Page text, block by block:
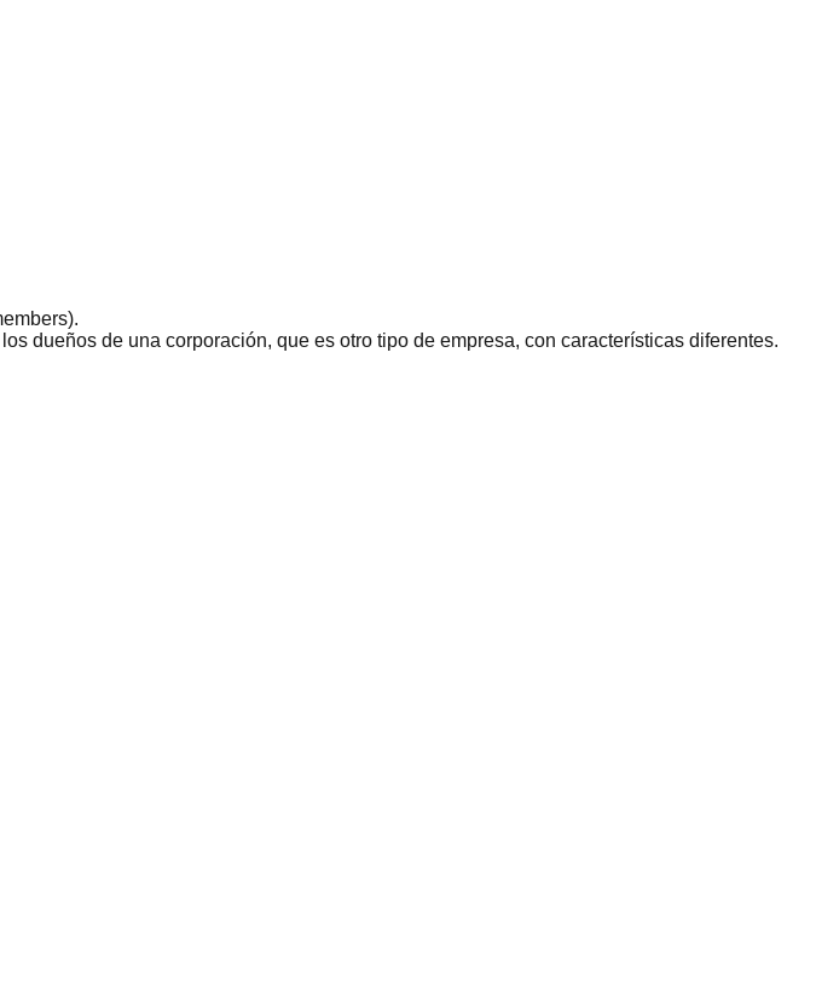
dueños de una corporación, que es otro tipo de empresa, con características diferentes.